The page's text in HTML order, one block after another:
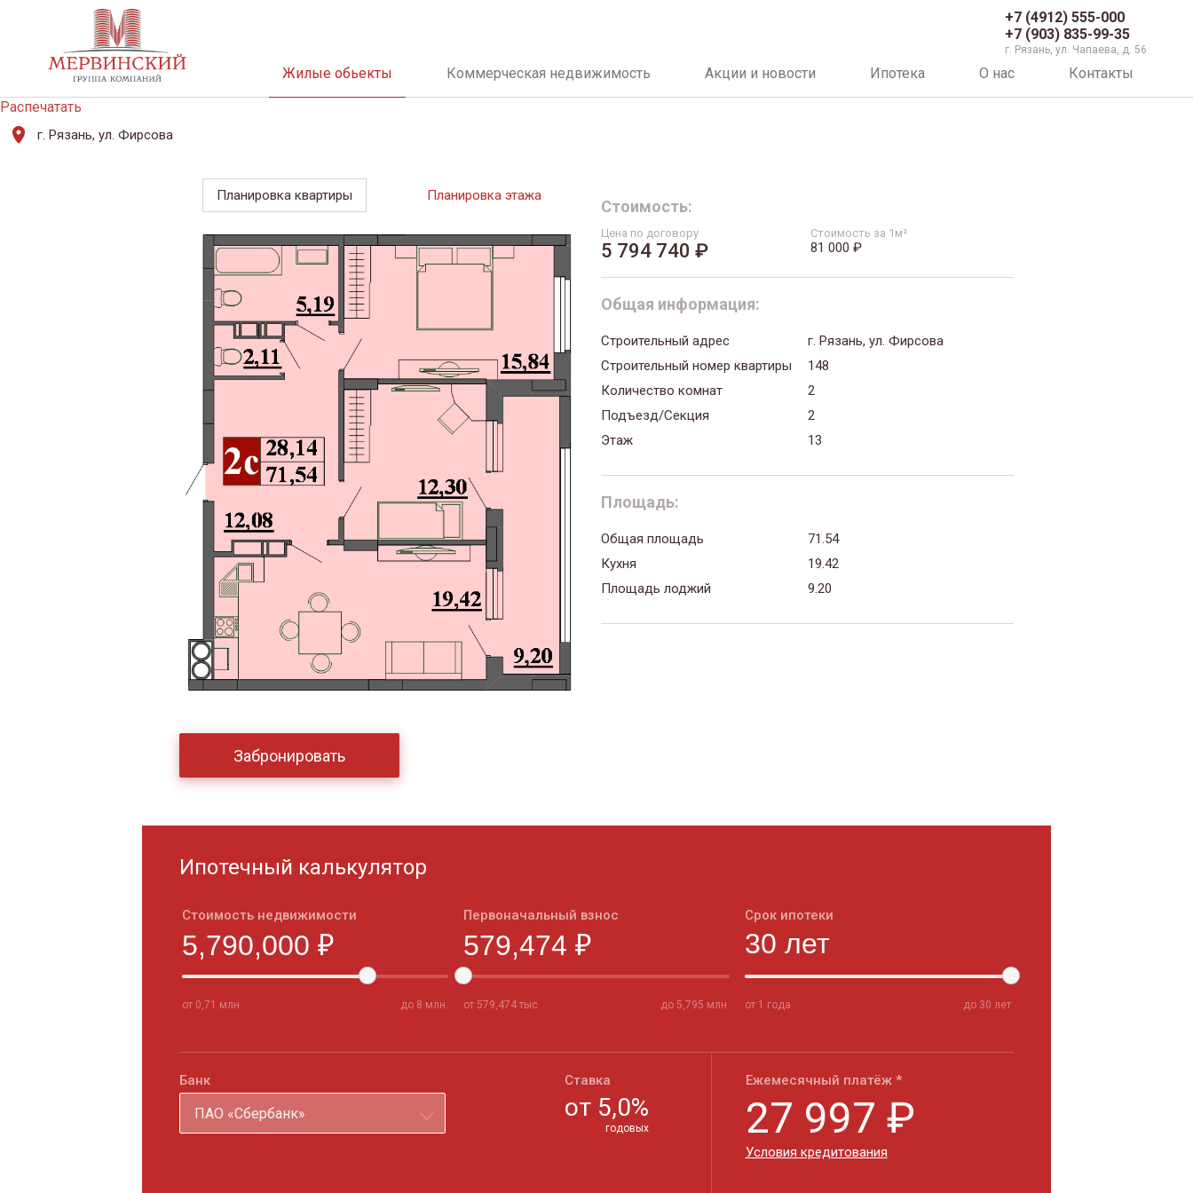
+7 (4912) 555-000
+7 (903) 835-99-35
г. Рязань, ул. Чапаева, д. 56
Жилые обьекты Коммерческая недвижимость Акции и новости Ипотека О нас
Контакты
Распечатать
г. Рязань, ул. Фирсова
Планировка квартиры Планировка этажа
Забронировать
Стоимость:
Цена по договору
5 794 740 ₽
Стоимость за 1м²
81 000 ₽
Общая информация:
Строительный адрес
г. Рязань, ул. Фирсова
Строительный номер квартиры
148
Количество комнат
2
Подъезд/Секция
2
Этаж
13
Площадь:
Общая площадь
71.54
Кухня
19.42
Площадь лоджий
9.20
Ипотечный калькулятор
Стоимость недвижимости
от 0,71 млн. до 8 млн.
Первоначальный взнос
от 579,474 тыс до 5,795 млн.
Срок ипотеки
от 1 года до 30 лет
Банк
ПАО «Сбербанк»
Ставка
от 5,0%
годовых
Ежемесячный платёж *
27 997 ₽
Условия кредитования